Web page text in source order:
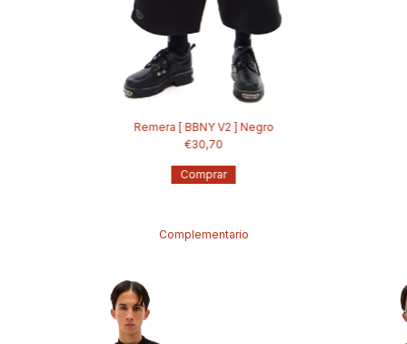
Remera [ BBNY V2 ] Negro
€30,70
Comprar
Complementario